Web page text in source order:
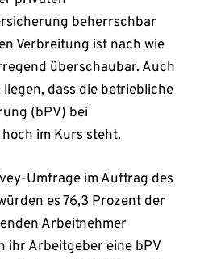
beherrschbar
Verbreitung ist nach wie
überschaubar. Auch
dass die betriebliche
(bPV) bei
im Kurs steht.
Umfrage im Auftrag des
es 76,3 Prozent der
Arbeitnehmer
ihr Arbeitgeber eine bPV